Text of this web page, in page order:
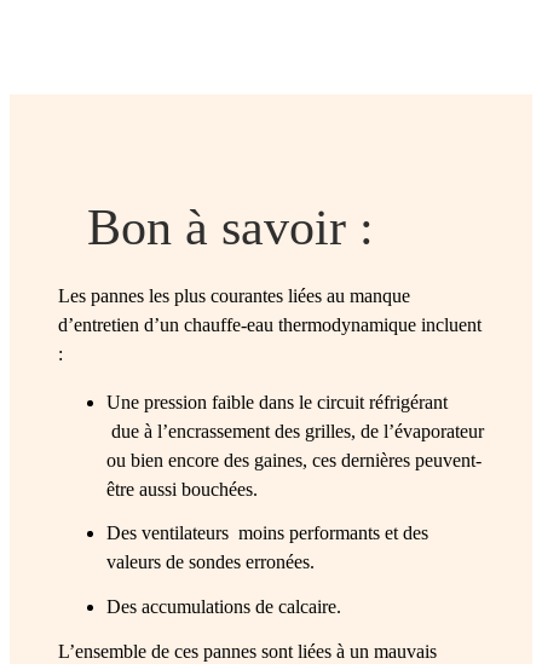
Bon à savoir :
Les pannes les plus courantes liées au manque
d’entretien d’un chauffe-eau thermodynamique incluent
:
Une pression faible dans le circuit réfrigérant
due à l’encrassement des grilles, de l’évaporateur
ou bien encore des gaines, ces dernières peuvent-
être aussi bouchées.
Des ventilateurs moins performants et des
valeurs de sondes erronées.
Des accumulations de calcaire.
L’ensemble de ces pannes sont liées à un mauvais